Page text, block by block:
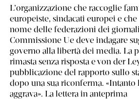
L’organizzazione che raccoglie
europeiste, sindacati europei e che
nome delle federazioni dei
Commissione Ue deve indagare
governo alla libertà dei media. La
rimasta senza risposta e von der
pubblicazione del rapporto sullo
dopo una sua riconferma. «Intanto
aggrava». La lettera in anteprima